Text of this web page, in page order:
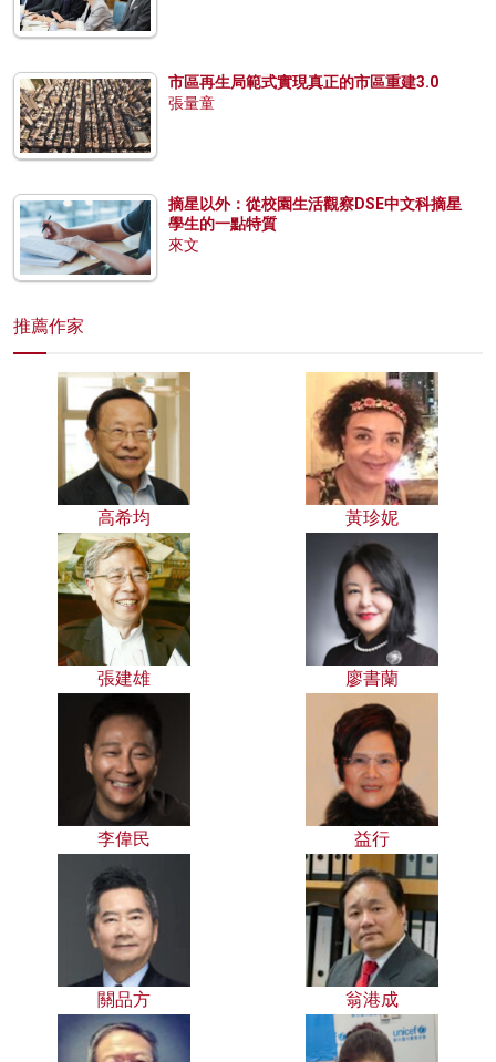
市區再生局範式實現真正的市區重建3.0
張量童
摘星以外：從校園生活觀察DSE中文科摘星
學生的一點特質
來文
推薦作家
高希均 黃珍妮
張建雄 廖書蘭
李偉民 益行
關品方 翁港成